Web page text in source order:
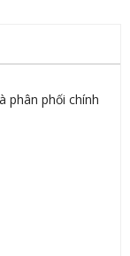
phân phối chính